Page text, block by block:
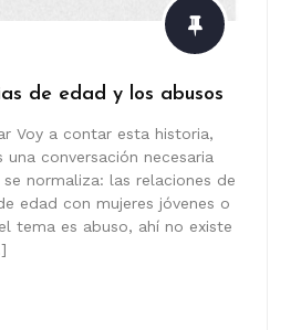
de edad y los abusos
Voy a contar esta historia,
conversación necesaria
normaliza: las relaciones de
edad con mujeres jóvenes o
tema es abuso, ahí no existe